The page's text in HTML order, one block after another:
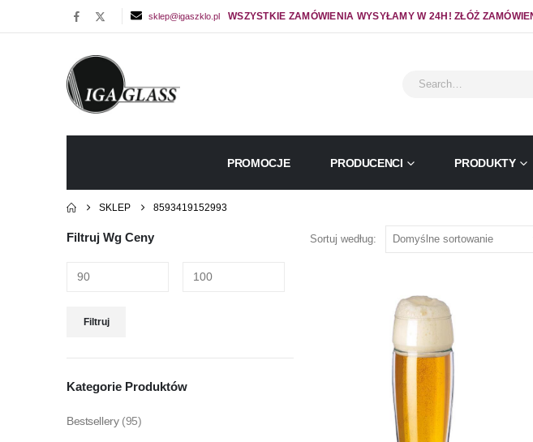
sklep@igaszklo.pl WSZYSTKIE ZAMÓWIENIA WYSYŁAMY W 24H! ZŁÓŻ
PROMOCJE PRODUCENCI PRODUKTY
SKLEP 8593419152993
Sortuj według:
Filtruj Wg Ceny
Filtruj
Kategorie Produktów
Bestsellery (95)